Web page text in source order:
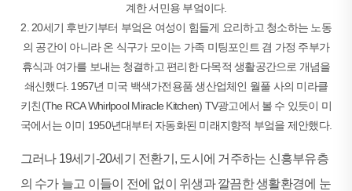
계한 서민용 부엌이다.
2. 20세기 후반기부터 부엌은 여성이 힘들게 요리하고 청소하는 노동
의 공간이 아니라 온 식구가 모이는 가족 미팅포인트 겸 가정 주부가
휴식과 여가를 보내는 청결하고 편리한 다목적 생활공간으로 개념을
쇄신했다. 1957년 미국 백색가전용품 생산업체인 월풀 사의 미라클
키친(The RCA Whirlpool Miracle Kitchen) TV광고에서 볼 수 있듯이 미
국에서는 이미 1950년대부터 자동화된 미래지향적 부엌을 제안했다.
그러나 19세기-20세기 전환기, 도시에 거주하는 신흥부유층
의 수가 늘고 이들이 전에 없이 위생과 깔끔한 생활환경에 눈